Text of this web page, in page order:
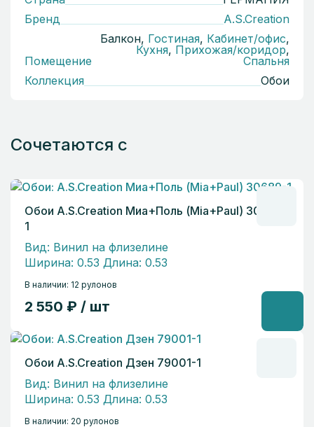
Бренд
A.S.Creation
Помещение
Балкон, Гостиная, Кабинет/офис,
Кухня, Прихожая/коридор,
Спальня
Коллекция
Обои
Сочетаются с
Обои A.S.Creation Миа+Поль (Mia+Paul) 30689-
1
Вид: Винил на флизелине
Ширина: 0.53 Длина: 0.53
В наличии: 12 рулонов
2 550 ₽ / шт
Обои A.S.Creation Дзен 79001-1
Вид: Винил на флизелине
Ширина: 0.53 Длина: 0.53
В наличии: 20 рулонов